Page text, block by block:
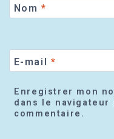
Nom *
E-mail *
Enregistrer mon
dans le navigateur
commentaire.